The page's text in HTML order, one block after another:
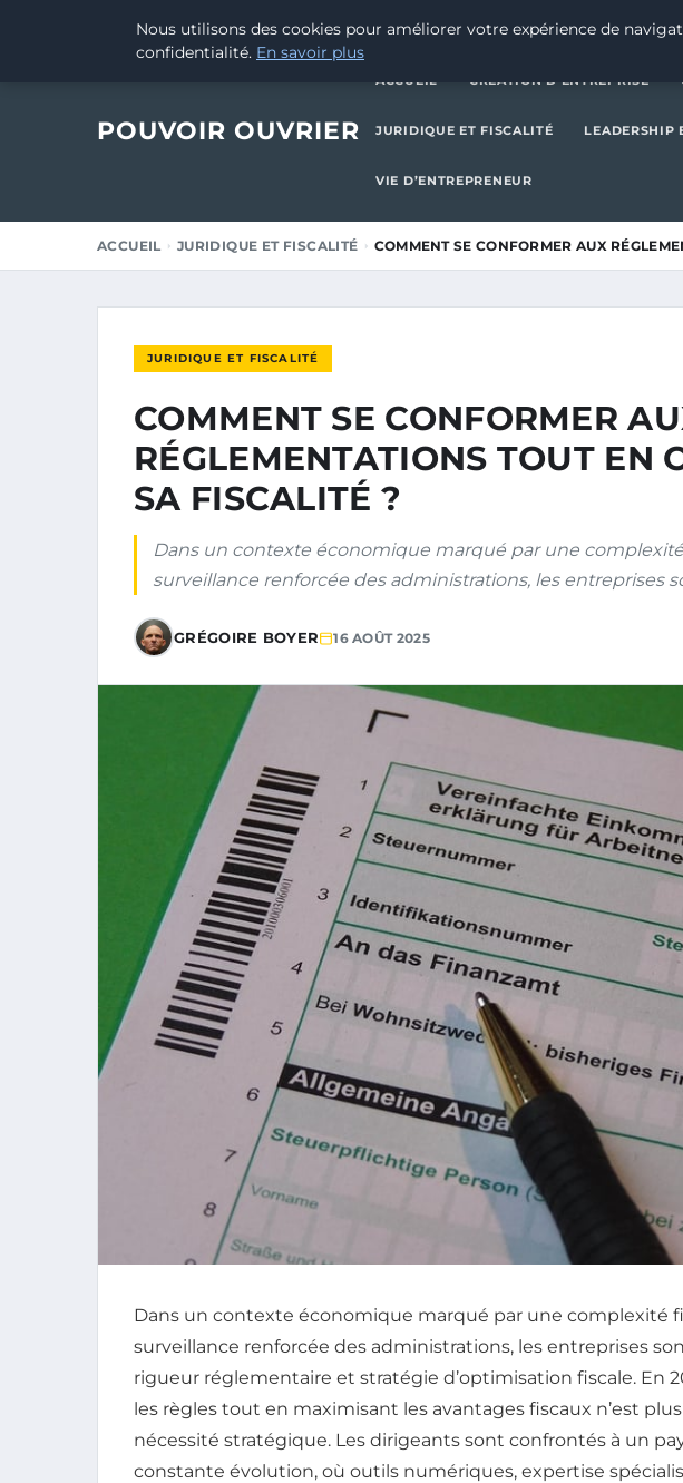
16 AOÛT 2025
POUVOIR OUVRIER
ACCUEIL CRÉATION D’ENTREPRISE
JURIDIQUE ET FISCALITÉ LEADERSHIP
VIE D’ENTREPRENEUR
ACCUEIL JURIDIQUE ET FISCALITÉ COMMENT SE CONFORMER AUX
JURIDIQUE ET FISCALITÉ
COMMENT SE CONFORMER
RÉGLEMENTATIONS TOUT EN
SA FISCALITÉ ?
Dans un contexte économique marqué par une
surveillance renforcée des administrations, les entreprises
GRÉGOIRE BOYER 16 AOÛT 2025
Dans un contexte économique marqué par une complexité
surveillance renforcée des administrations, les entreprises
rigueur réglementaire et stratégie d’optimisation fiscale. En
les règles tout en maximisant les avantages fiscaux n’est
nécessité stratégique. Les dirigeants sont confrontés à un
constante évolution, où outils numériques, expertise
Nous utilisons des cookies pour améliorer votre expérience de
confidentialité. En savoir plus